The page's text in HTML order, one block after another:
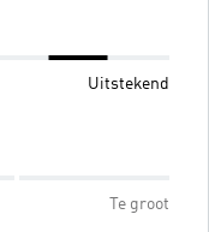
Uitstekend
Te groot